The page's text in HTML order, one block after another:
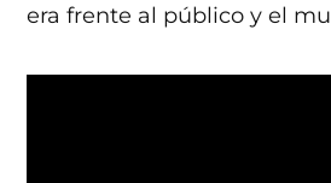
era frente al público y el